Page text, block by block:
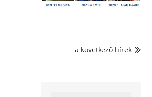

a következő hírek